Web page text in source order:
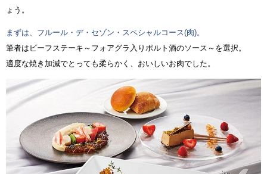
ょう。
まずは、フルール・デ・セゾン・スペシャルコース(肉)。
筆者はビーフステーキ～フォアグラ入りポルト酒のソース～を選択。
適度な焼き加減でとっても柔らかく、おいしいお肉でした。